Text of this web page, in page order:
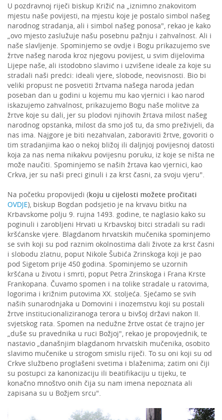
U pozdravnoj riječi biskup Križić na „iznimno znakovitom
mjestu naše povijesti, na mjestu koje je postalo simbol našeg
narodnog stradanja, ali i simbol našeg ponosa", rekao je kako
„ovo mjesto zaslužuje našu posebnu pažnju i zahvalnost. Ali i
naše slavljenje. Spominjemo se ovdje i Bogu prikazujemo sve
žrtve našeg naroda kroz njegovu povijest, u svim dijelovima
Lijepe naše, ali istodobno slavimo i uzvišene ideale za koje su
stradali naši predci: ideali vjere, slobode, neovisnosti. Bio bi
veliki propust ne posvetiti žrtvama našega naroda jedan
poseban dan u godini u kojemu mu kao vjernici i kao narod
iskazujemo zahvalnost, prikazujemo Bogu naše molitve za
žrtve koje su dali, jer su plodovi njihovih žrtava milost našeg
narodnog opstanka, milost da smo još tu, da smo preživjeli, da
nas ima. Najgore je biti nezahvalan, zaboraviti žrtve, govoriti o
tim stradanjima kao o nekoj bližoj ili daljnjoj povijesnoj datosti
koja za nas nema nikakvu povijesnu poruku, iz koje se ništa ne
može naučiti. Spominjemo se naših žrtava kao vjernici, kao
Crkva, jer su naši preci ginuli i za krst časni, za svoju vjeru".
Na početku propovijedi (koju u cijelosti možete pročitati
OVDJE), biskup Bogdan podsjetio je na krvavu bitku na
Krbavskome polju 9. rujna 1493. godine, te naglasio kako su
poginuli i zarobljeni Hrvati u Krbavskoj bitci stradali su radi
kršćanske vjere. Blagdanom hrvatskih mučenika spominjemo
se svih koji su pod raznim okolnostima dali živote za krst časni
i slobodu zlatnu, poput Nikole Šubića Zrinskoga koji je pao
pod Sigetom prije 450 godina. Spominjemo se uzornih
kršćana u životu i smrti, poput Petra Zrinskoga i Frana Krste
Frankopana. Čuvamo spomen i na tolike stradale u ratovima,
logorima i križnim putovima XX. stoljeća. Sjećamo se svih
naših sunarodnjaka u Domovini i inozemstvu koji su postali
žrtve institucionaliziranoga terora u bivšoj državi nakon II.
svjetskog rata. Spomen na nedužne žrtve ostat će trajno jer
„duše su pravednika u ruci Božjoj", rekao je propovjednik, te
nastavio „današnjim blagdanom hrvatskih mučenika, osobito
slavimo mučenike u strogom smislu riječi. To su oni koji su od
Crkve službeno proglašeni svetima i blaženima; zatim oni čiji
su postupci za kanonizaciju ili beatifikaciju u tijeku, te
konačno mnoštvo onih čija su nam imena nepoznata ali
zapisana su u Božjem srcu".